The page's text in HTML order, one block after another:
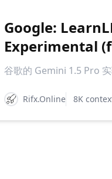
Google:
Experimental
谷歌的 Gemini 1.5 Pro
Rifx.Online 8K